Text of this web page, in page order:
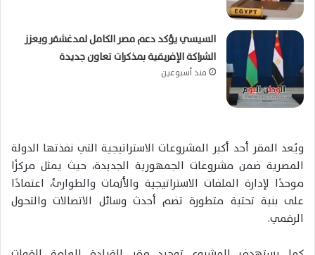
السيسي يؤكد دعم مصر الكامل لمدغشقر ويعزز
الشراكة الإفريقية بمذكرات تعاون جديدة
منذ أسبوعين
ويُعد المقر أحد أكبر المشروعات الاستراتيجية التي نفذتها الدولة
المصرية ضمن مشروعات الجمهورية الجديدة، حيث يمثل مركزًا
موحدًا لإدارة الملفات الاستراتيجية والأزمات والطوارئ، اعتمادًا
على بنية تحتية متطورة تضم أحدث وسائل الاتصالات والتحول
الرقمي.